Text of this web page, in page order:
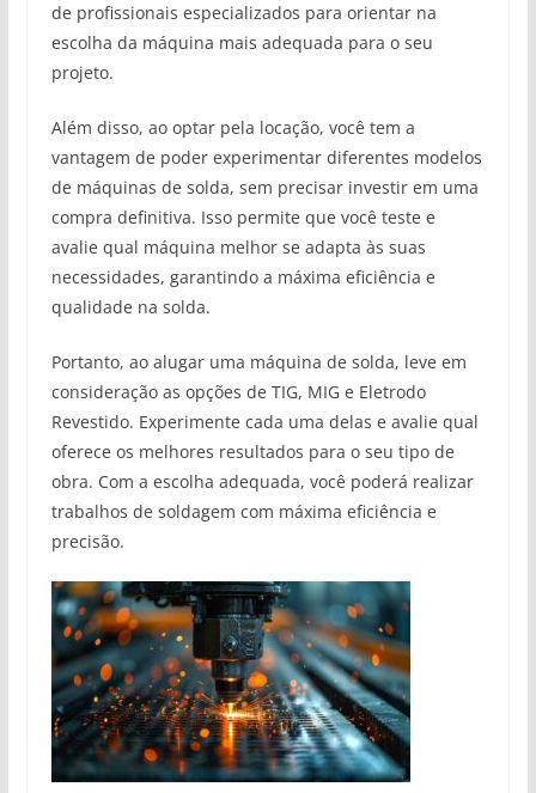
de profissionais especializados para orientar na
escolha da máquina mais adequada para o seu
projeto.
Além disso, ao optar pela locação, você tem a
vantagem de poder experimentar diferentes modelos
de máquinas de solda, sem precisar investir em uma
compra definitiva. Isso permite que você teste e
avalie qual máquina melhor se adapta às suas
necessidades, garantindo a máxima eficiência e
qualidade na solda.
Portanto, ao alugar uma máquina de solda, leve em
consideração as opções de TIG, MIG e Eletrodo
Revestido. Experimente cada uma delas e avalie qual
oferece os melhores resultados para o seu tipo de
obra. Com a escolha adequada, você poderá realizar
trabalhos de soldagem com máxima eficiência e
precisão.